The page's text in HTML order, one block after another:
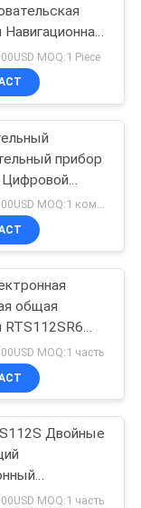
10
Навигационная
с
GNSS
2 ′′ 5,0
MOQ:1 Piece
прибор
Цифровой
0,7 мм
Around 3000USD MOQ:1 комплект
общая
RTS112SR6
600 м
MOQ:1 часть
Двойные
прибор
MOQ:1 часть